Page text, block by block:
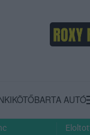
KIKÖTŐBARTA AUTÓ